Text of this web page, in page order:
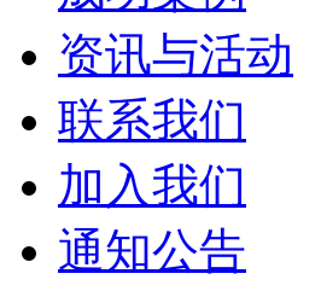
资讯与活动
联系我们
加入我们
通知公告